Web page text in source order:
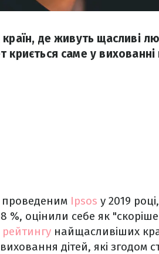
країн, де живуть щасливі
криється саме у
проведеним Ipsos у 2019
%, оцінили себе як
рейтингу найщасливіших
дітей, які